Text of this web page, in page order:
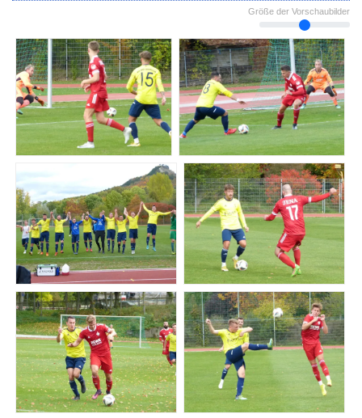
Größe der Vorschaubilder